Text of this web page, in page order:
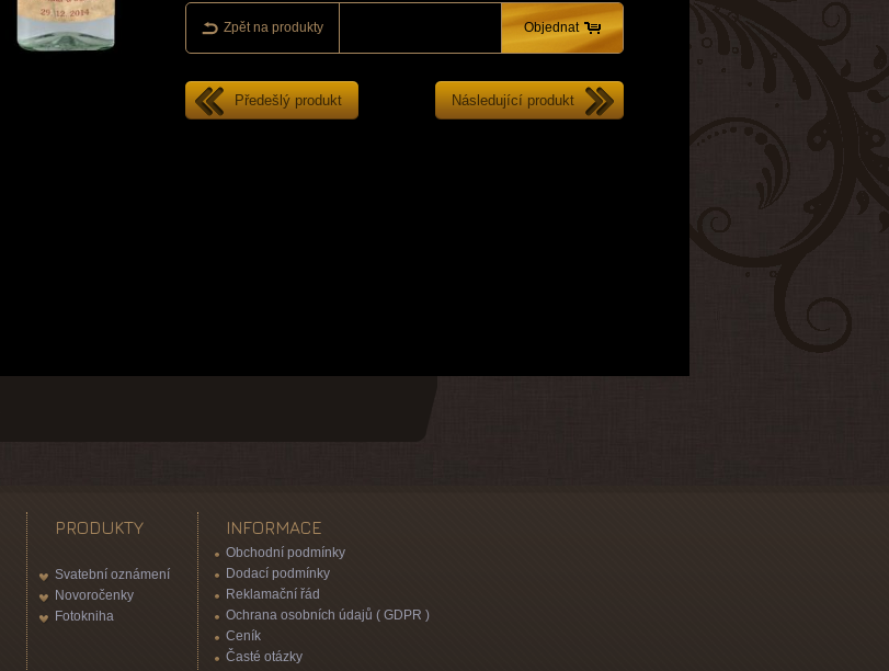
Zpět na produkty Objednat
Předešlý produkt Následující produkt
PRODUKTY
Svatební oznámení
Novoročenky
Fotokniha
INFORMACE
Obchodní podmínky
Dodací podmínky
Reklamační řád
Ochrana osobních údajů ( GDPR )
Ceník
Časté otázky